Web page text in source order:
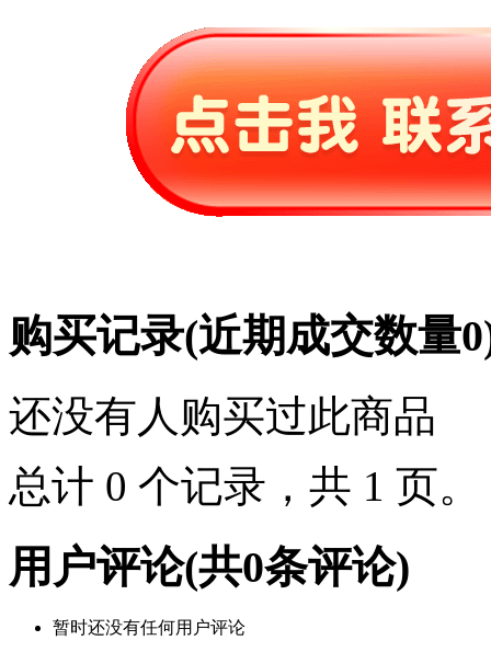
购买记录(近期成交数量0
还没有人购买过此商品
总计 0 个记录，共 1 页。
用户评论(共0条评论)
暂时还没有任何用户评论